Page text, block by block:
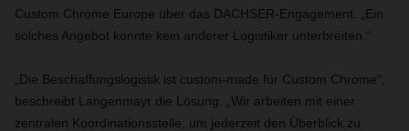
Custom Chrome Europe über das DACHSER-Engagement. „Ein
solches Angebot konnte kein anderer Logistiker unterbreiten.“
„Die Beschaffungslogistik ist custom-made für Custom Chrome“,
beschreibt Langenmayr die Lösung. „Wir arbeiten mit einer
zentralen Koordinationsstelle, um jederzeit den Überblick zu